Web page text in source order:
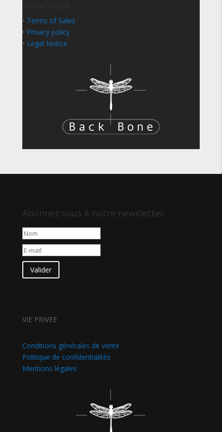
• Terms of Sales
• Privacy policy
• Legal Notice
Abonnez vous à notre newsletter
Valider
VIE PRIVEE
Conditions générales de vente
Politique de confidentialités
Mentions légales